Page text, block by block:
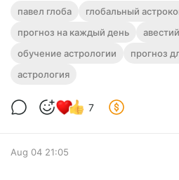
🧭 Прогноз от Павла
августа 2026 года
ГЛОБАльный
павел глоба
глобальный
прогноз на каждый день
обучение астрологии
прогноз
астрология
7
Aug 04 21:05